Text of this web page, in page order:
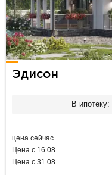
Эдисон
В ипотеку:
цена сейчас
Цена с 16.08
Цена с 31.08